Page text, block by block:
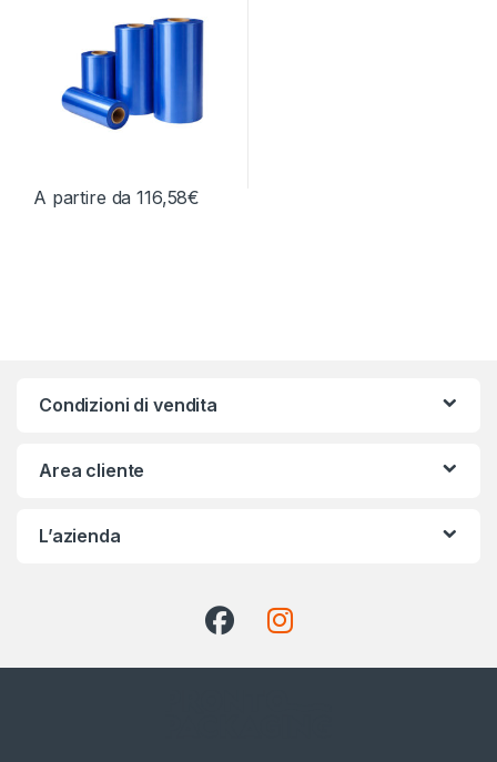
A partire da116,58€
Condizioni di vendita
Area cliente
L’azienda